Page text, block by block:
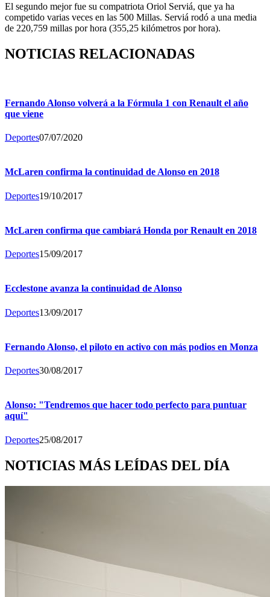
El segundo mejor fue su compatriota Oriol Serviá, que ya ha
competido varias veces en las 500 Millas. Serviá rodó a una media
de 220,759 millas por hora (355,25 kilómetros por hora).
NOTICIAS RELACIONADAS
Fernando Alonso volverá a la Fórmula 1 con Renault el año
que viene
Deportes07/07/2020
McLaren confirma la continuidad de Alonso en 2018
Deportes19/10/2017
McLaren confirma que cambiará Honda por Renault en 2018
Deportes15/09/2017
Ecclestone avanza la continuidad de Alonso
Deportes13/09/2017
Fernando Alonso, el piloto en activo con más podios en Monza
Deportes30/08/2017
Alonso: "Tendremos que hacer todo perfecto para puntuar
aquí"
Deportes25/08/2017
NOTICIAS MÁS LEÍDAS DEL DÍA